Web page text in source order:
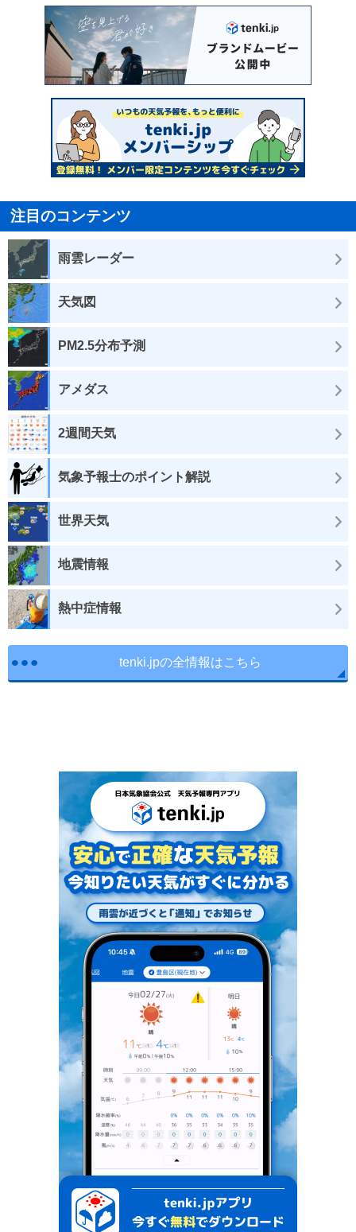
注目のコンテンツ
雨雲レーダー
天気図
PM2.5分布予測
アメダス
2週間天気
気象予報士のポイント解説
世界天気
地震情報
熱中症情報
tenki.jpの全情報はこちら